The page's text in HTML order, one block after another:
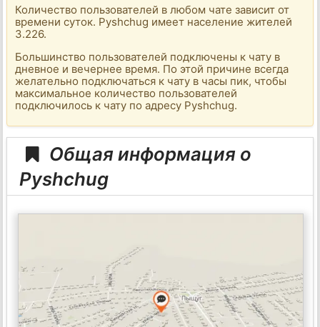
Количество пользователей в любом чате зависит от
времени суток. Pyshchug имеет население жителей
3.226.
Большинство пользователей подключены к чату в
дневное и вечернее время. По этой причине всегда
желательно подключаться к чату в часы пик, чтобы
максимальное количество пользователей
подключилось к чату по адресу Pyshchug.
Общая информация о
Pyshchug